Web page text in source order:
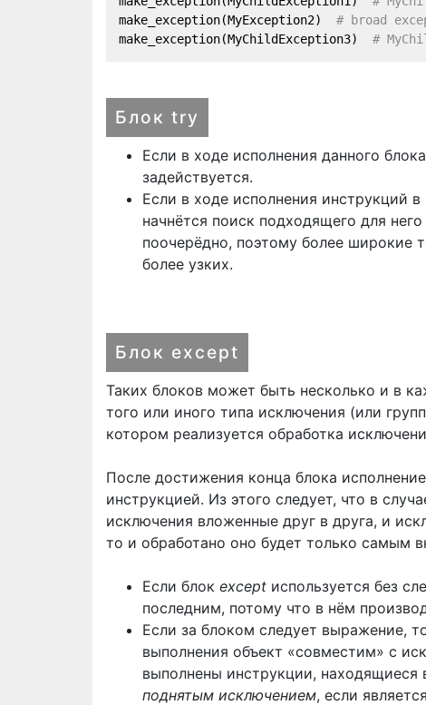
make_exception(MyException2) # broad
make_exception(MyChildException3) #
Блок try
Если в ходе исполнения данного
задействуется.
Если в ходе исполнения инструкций
начнётся поиск подходящего для
поочерёдно, поэтому более широкие
более узких.
Блок except
Таких блоков может быть несколько и в
того или иного типа исключения (или
котором реализуется обработка
После достижения конца блока
инструкцией. Из этого следует, что в
исключения вложенные друг в друга, и
то и обработано оно будет только самым
Если блок except используется без
последним, потому что в нём
Если за блоком следует выражение,
выполнения объект «совместим» с
выполнены инструкции, находящиеся
поднятым исключением, если